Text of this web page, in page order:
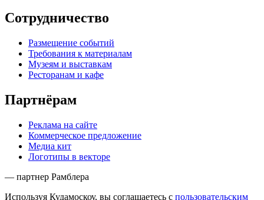
Сотрудничество
Размещение событий
Требования к материалам
Музеям и выставкам
Ресторанам и кафе
Партнёрам
Реклама на сайте
Коммерческое предложение
Медиа кит
Логотипы в векторе
— партнер Рамблера
Используя Кудамоскоу, вы соглашаетесь с пользовательским